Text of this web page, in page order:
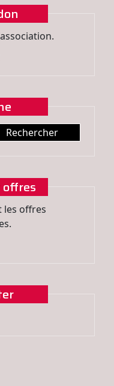
les offres